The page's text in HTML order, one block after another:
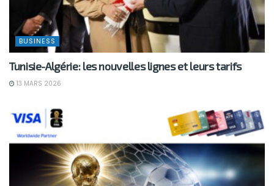
BUSINESS
Tunisie-Algérie: les nouvelles lignes et leurs tarifs
13 MARS 2026